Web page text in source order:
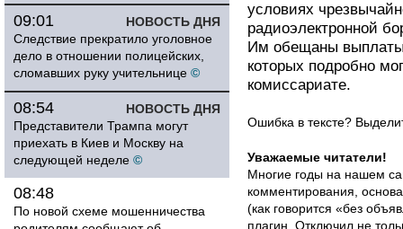
НОВОСТЬ ДНЯ
09:01
Следствие прекратило уголовное
дело в отношении полицейских,
сломавших руку учительнице ©
НОВОСТЬ ДНЯ
08:54
Представители Трампа могут
приехать в Киев и Москву на
следующей неделе ©
08:48
По новой схеме мошенничества
условиях
радиоэлектронной
Им обещаны
которых подробно
комиссариате.
Ошибка в тексте?
Уважаемые читатели!
Многие годы на нашем
комментирования,
(как говорится «без
плагин . Отключил не